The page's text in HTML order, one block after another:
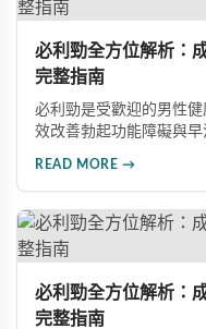
必利勁全方位解析：
完整指南
必利勁是受歡迎的男性
效改善勃起功能障礙與
READ MORE →
必利勁全方位解析：
完整指南